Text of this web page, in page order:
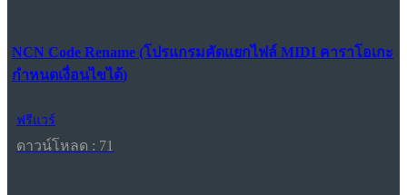
NCN Code Rename (โปรแกรมคัดแยกไฟล์ MIDI คาราโอเกะ
กำหนดเงื่อนไขได้)
ฟรีแวร์
ดาวน์โหลด : 71